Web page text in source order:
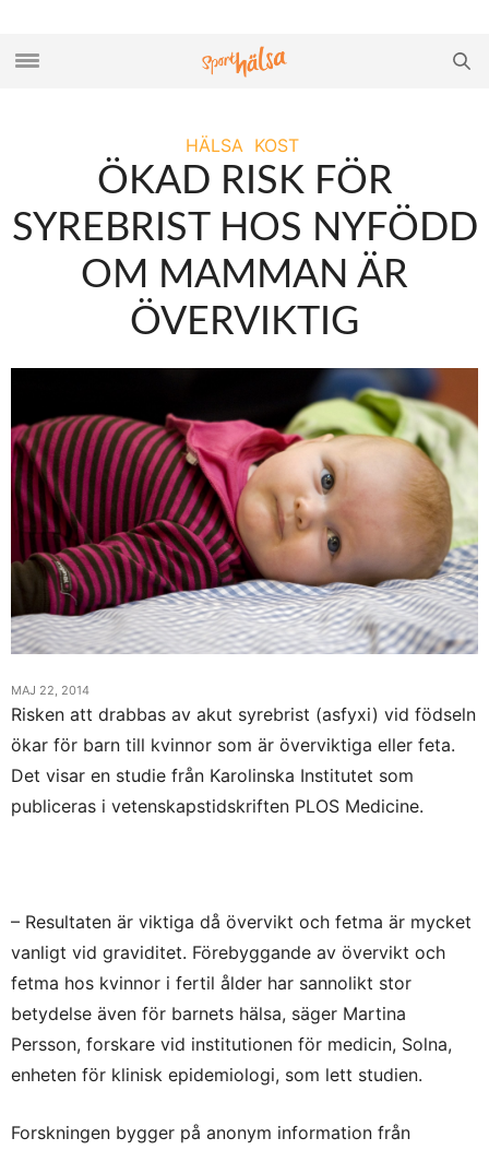
HÄLSA KOST
ÖKAD RISK FÖR
SYREBRIST HOS NYFÖDD
OM MAMMAN ÄR
ÖVERVIKTIG
MAJ 22, 2014
Risken att drabbas av akut syrebrist (asfyxi) vid födseln
ökar för barn till kvinnor som är överviktiga eller feta.
Det visar en studie från Karolinska Institutet som
publiceras i vetenskapstidskriften PLOS Medicine.
– Resultaten är viktiga då övervikt och fetma är mycket
vanligt vid graviditet. Förebyggande av övervikt och
fetma hos kvinnor i fertil ålder har sannolikt stor
betydelse även för barnets hälsa, säger Martina
Persson, forskare vid institutionen för medicin, Solna,
enheten för klinisk epidemiologi, som lett studien.
Forskningen bygger på anonym information från